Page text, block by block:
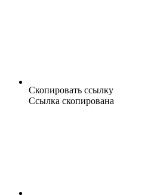
Скопировать ссылку
Ссылка скопирована